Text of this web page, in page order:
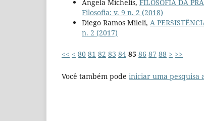
Angela Michelis, FILOSOFIA DA
Filosofia: v. 9 n. 2 (2018)
Diego Ramos Mileli, A
n. 2 (2017)
<< < 80 81 82 83 84 85 86 87 88 > >>
Você também pode iniciar uma pesquisa